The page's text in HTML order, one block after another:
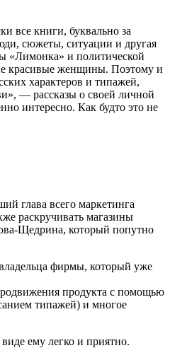
все книги, буквально за
сюжеты, ситуации и другая
«Лимонка» и политической
красивые женщины. Поэтому и
характеров и типажей,
— рассказы о своей личной
интересно. Как будто это не
глава всего маркетинга
раскручивать магазины
Щедрина, который попутно
фирмы, который уже
продукта с помощью
типажей) и многое
ему легко и приятно.